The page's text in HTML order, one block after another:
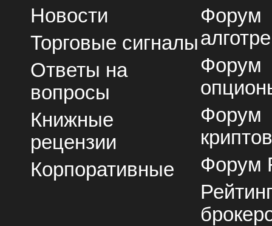
Новости
Торговые сигналы
Ответы на
вопросы
Книжные
рецензии
Корпоративные
Форум
Форум
Форум
Форум